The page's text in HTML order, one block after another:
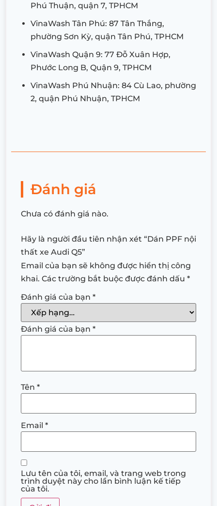
Phú Thuận, quận 7, TPHCM
VinaWash Tân Phú: 87 Tân Thắng,
phường Sơn Kỳ, quận Tân Phú, TPHCM
VinaWash Quận 9: 77 Đỗ Xuân Hợp,
Phước Long B, Quận 9, TPHCM
VinaWash Phú Nhuận: 84 Cù Lao, phường
2, quận Phú Nhuận, TPHCM
Đánh giá
Chưa có đánh giá nào.
Hãy là người đầu tiên nhận xét “Dán PPF nội
thất xe Audi Q5”
Email của bạn sẽ không được hiển thị công
khai. Các trường bắt buộc được đánh dấu *
Đánh giá của bạn *
Đánh giá của bạn *
Tên *
Email *
Lưu tên của tôi, email, và trang web trong
trình duyệt này cho lần bình luận kế tiếp
của tôi.